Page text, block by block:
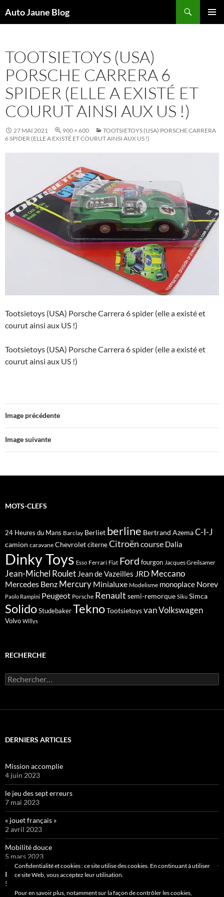
Auto Jaune Blog
TOOTSIETOYS (USA)
PORSCHE CARRERA 6
SPIDER (ELLE A EXISTÉ ET
COURUT AINSI AUX US !)
27 MAI 2021 900 × 600
TOOTSIETOYS (USA) PORSCHE CARRERA
6 SPIDER (ELLE A EXISTÉ ET COURUT AINSI AUX US !)
Tootsietoys (USA) Porsche Carrera 6 spider (elle a existé et
courut ainsi aux US !)
Tootsietoys (USA) Porsche Carrera 6 spider (elle a existé et
courut ainsi aux US !)
Image précédente
Image suivante
MOTS-CLEFS
24 Heures du Mans Barclay Berliet berline Bertrand AzemaC-I-J
camion caravane ChevroletciterneCitroën course Dalia
Dinky Toys Esso Ferrari Fiat Ford fourgon Jacques Greilsamer
Jean-Michel Roulet Jean de Vazeilles JRD Meccano
Mercedes Benz Mercury Minialuxe Modelisme monoplace Norev
Paolo Rampini Peugeot Porsche Renault semi-remorque Siku Simca
SolidoStudebakerTeknoTootsietoysvanVolkswagen
Volvo Willys
RECHERCHE
Rechercher :
DERNIERS ARTICLES
Mission accomplie
4 juin 2023
le jeu des sept erreurs
7 mai 2023
« jouet français »
2 avril 2023
Mobilité douce
5 mars 2023
Pipelette 9
5 février 2023
Confidentialité et cookies : ce site utilise des cookies. En continuant à utiliser
ce site Web, vous acceptez leur utilisation.
Pour en savoir plus, notamment sur la façon de contrôler les cookies,